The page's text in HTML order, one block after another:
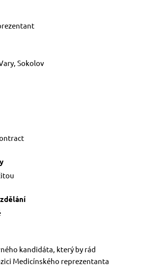
Sokolov
kandidáta, který by rád
Medicínského reprezentanta